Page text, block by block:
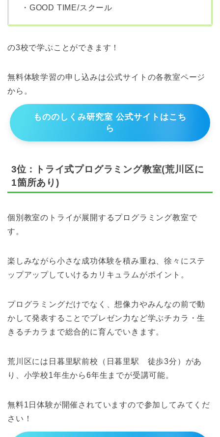
・GOOD TIME/スクール
の3校で学ぶことができます！
無料体験学習の申し込みは公式サイトの各教室ページ
から。
もののしくみ研究室 公式サイトはこち
ら
3位：
トライ式プログラミング教室(荒川区に
1箇所あり)
個別教室のトライが展開するプログラミング教室で
す。
楽しみながら小さな成功体験を積み重ね、徐々にステ
ップアップしていけるカリキュラムがポイント。
プログラミングだけでなく、想像力やみんなの前で動
かして発表することでプレゼン力など学ぶチカラ・生
きるチカラまで総合的に育んでいきます。
荒川区には日暮里駅前校（日暮里駅 徒歩3分）があ
り、小学校1年生から6年生までが受講可能。
無料1日体験が開催されていますので参加してみてくだ
さい！